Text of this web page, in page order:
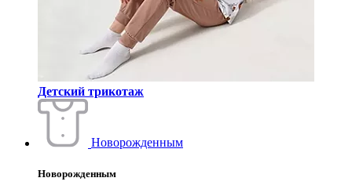
Детский трикотаж
Новорожденным
Новорожденным